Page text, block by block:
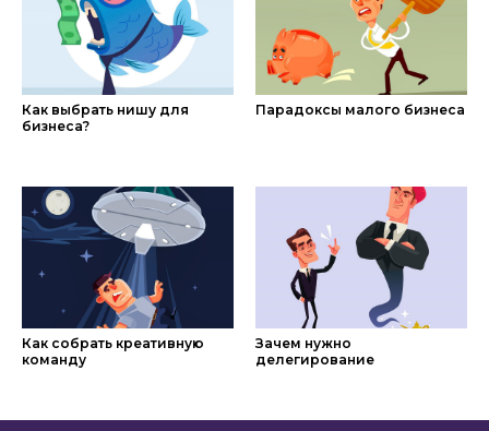
Как выбрать нишу для
бизнеса?
Парадоксы малого бизнеса
Как собрать креативную
команду
Зачем нужно
делегирование